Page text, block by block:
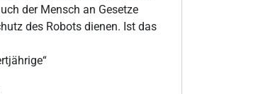
der Mensch an Gesetze
des Robots dienen. Ist das